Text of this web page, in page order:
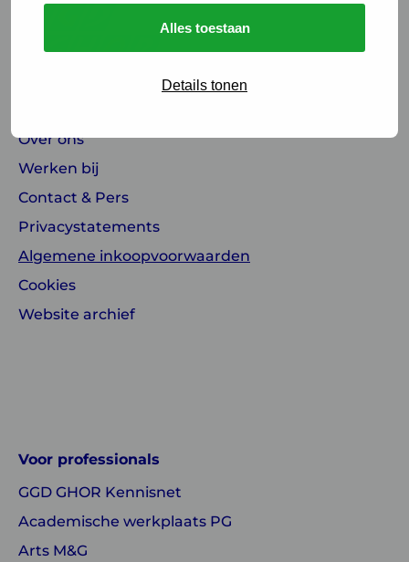
Alles toestaan
Details tonen
Over ons
Werken bij
Contact & Pers
Privacystatements
Algemene inkoopvoorwaarden
Cookies
Website archief
GHOR
Nederland
GHOR
Nederland
Voor professionals
GGD GHOR Kennisnet
Academische werkplaats PG
Arts M&G